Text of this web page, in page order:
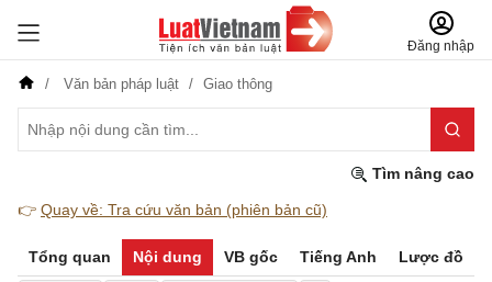
Đăng nhập
Văn bản pháp luật Giao thông
Tìm nâng cao
👉 Quay về: Tra cứu văn bản (phiên bản cũ)
Tổng quan Nội dung VB gốc Tiếng Anh Lược đồ